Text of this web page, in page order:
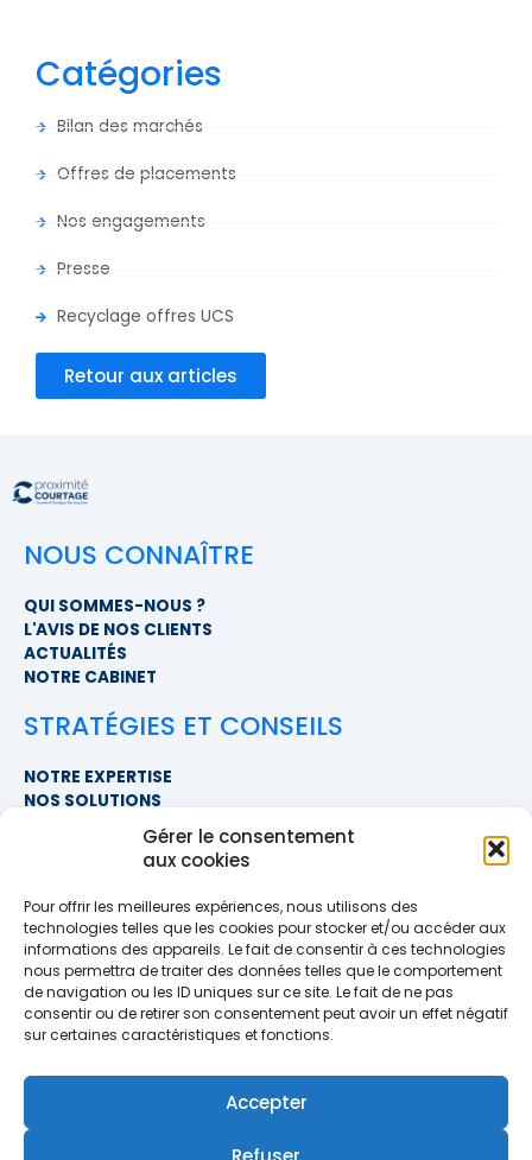
Gérer le consentement
aux cookies
Pour offrir les meilleures expériences, nous utilisons des
technologies telles que les cookies pour stocker et/ou accéder aux
informations des appareils. Le fait de consentir à ces technologies
nous permettra de traiter des données telles que le comportement
de navigation ou les ID uniques sur ce site. Le fait de ne pas
consentir ou de retirer son consentement peut avoir un effet négatif
sur certaines caractéristiques et fonctions.
Accepter
Catégories
Bilan des marchés
Offres de placements
Nos engagements
Presse
Recyclage offres UCS
Retour aux articles
NOUS CONNAÎTRE
QUI SOMMES-NOUS ?
L'AVIS DE NOS CLIENTS
ACTUALITÉS
NOTRE CABINET
STRATÉGIES ET CONSEILS
NOTRE EXPERTISE
NOS SOLUTIONS
NOUS CONTACTER
SIÈGE SOCIAL
PROXIMITÉ COURTAGE
678 BOULEVARD DES HUNAUDIÈRES
72230 RUAUDIN
TÉLÉPHONE >> AFFICHER LE NUMÉRO <<
EMAIL
contact@proximite-courtage.fr
Formulaire de contact